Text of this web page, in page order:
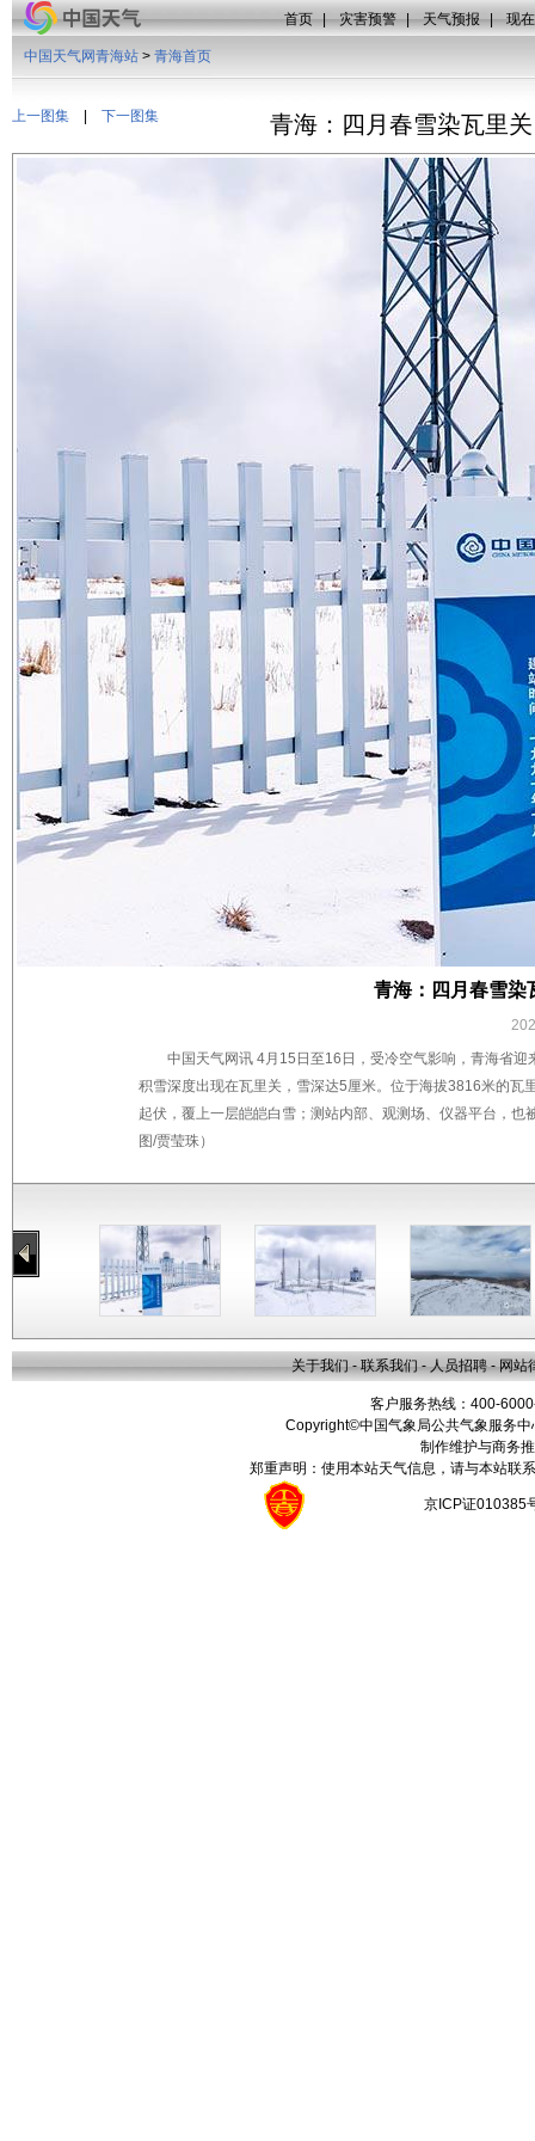
首页 | 灾害预警 | 天气预报 | 现
上一图集 下一图集
中国天气网青海站 > 青海首页
青海：四月春雪染瓦里
青海：四月春雪染
中国天气网讯 4月15日至16日，受冷空气影响，青海省
积雪深度出现在瓦里关，雪深达5厘米。位于海拔3816米的瓦
起伏，覆上一层皑皑白雪；测站内部、观测场、仪器平台，
图/贾莹珠）
关于我们 - 联系我们 - 人员招聘 - 网站
客户服务热线：400-
Copyright©中国气象局公共气象服务
制作维护与商务
郑重声明：使用本站天气信息，请与本站联
京ICP证010385